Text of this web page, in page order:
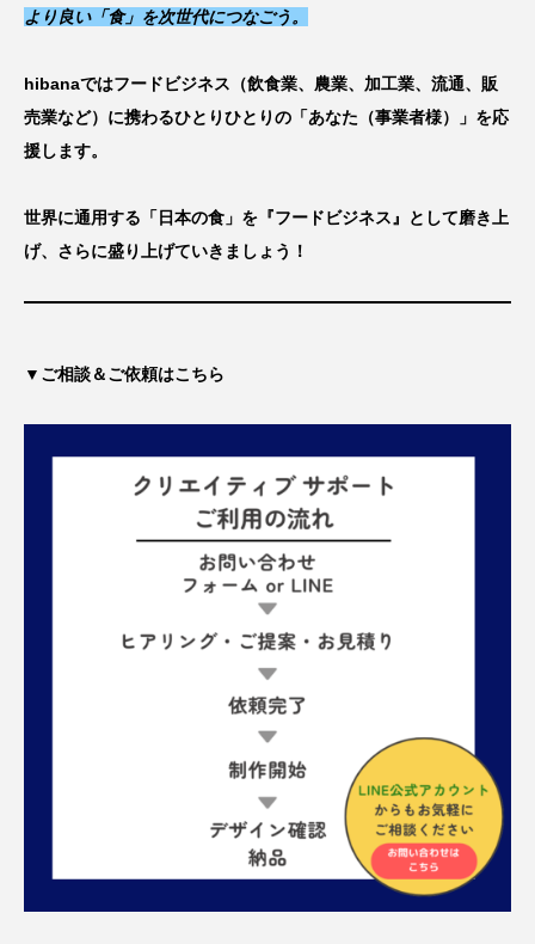
より良い「食」を次世代につなごう。
hibanaではフードビジネス（飲食業、農業、加工業、流通、販
売業など）に携わるひとりひとりの「あなた（事業者様）」を応
援します。
世界に通用する「日本の食」を『フードビジネス』として磨き上
げ、さらに盛り上げていきましょう！
▼ご相談＆ご依頼はこちら